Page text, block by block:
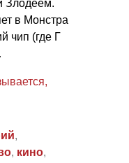
Злодеем.
в Монстра
чип (где Г
,
, кино,